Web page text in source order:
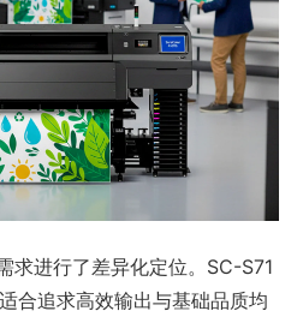
求进行了差异化定位。SC-S71
合追求高效输出与基础品质均